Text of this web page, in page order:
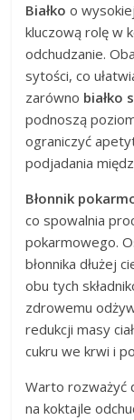
Białko o
kluczową rolę w
odchudzanie.
sytości, co
zarówno białko
podnoszą
ograniczyć
podjadania
Błonnik
co spowalnia
pokarmowego.
błonnika dłużej
obu tych
zdrowemu
redukcji masy
cukru we krwi i
Warto rozważyć
na koktajle